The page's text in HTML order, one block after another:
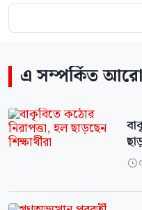
এ সম্পর্কিত
